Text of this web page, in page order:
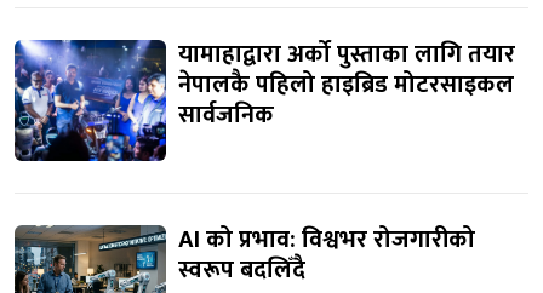
यामाहाद्वारा अर्को पुस्ताका लागि तयार
नेपालकै पहिलो हाइब्रिड मोटरसाइकल
सार्वजनिक
AI को प्रभाव: विश्वभर रोजगारीको
स्वरूप बदलिँदै